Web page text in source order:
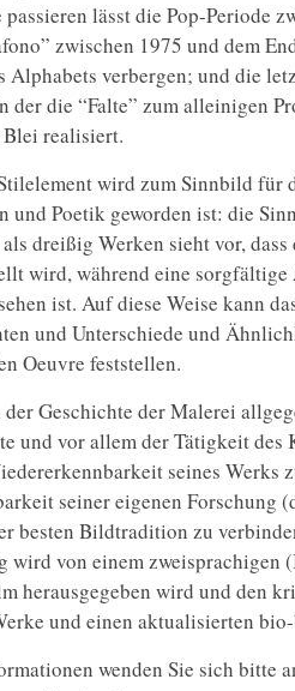
lässt die Pop-Periode
zwischen 1975 und dem
Alphabets verbergen; und die
der die “Falte” zum alleinigen
realisiert.
wird zum Sinnbild für
und Poetik geworden ist: die
dreißig Werken sieht vor,
wird, während eine sorgfältige
ist. Auf diese Weise kann
und Unterschiede und
Oeuvre feststellen.
Geschichte der Malerei
und vor allem der Tätigkeit des
seines Werks
seiner eigenen Forschung
besten Bildtradition zu
wird von einem
herausgegeben wird und den
und einen aktualisierten
wenden Sie sich bitte